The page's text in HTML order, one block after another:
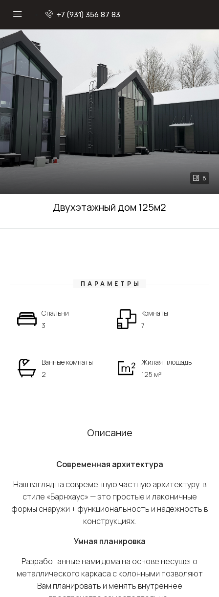
+7 (931) 356 87 83
8
Двухэтажный дом 125м2
ПАРАМЕТРЫ
Спальни
3
Комнаты
7
Ванные комнаты
2
Жилая площадь
125 м²
Описание
Современная архитектура
Наш взгляд на современную частную архитектуру в
стиле «Барнхаус» — это простые и лаконичные
формы снаружи + функциональность и надежность в
конструкциях.
Умная планировка
Разработанные нами дома на основе несущего
металлического каркаса с колонными позволяют
Вам планировать и менять внутреннее